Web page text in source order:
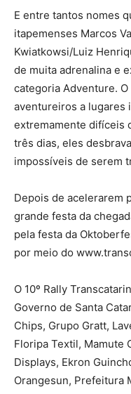
E entre tantos nomes
itapemenses Marcos
Kwiatkowsi/Luiz
de muita adrenalina e
categoria Adventure.
aventureiros a lugares
extremamente difíceis
três dias, eles
impossíveis de serem
Depois de acelerarem
grande festa da
pela festa da
por meio do
O 10º Rally
Governo de Santa
Chips, Grupo Gratt,
Floripa Textil, Mamute
Displays, Ekron
Orangesun, Prefeitura